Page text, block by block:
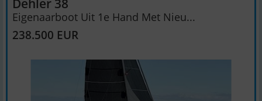
Eigenaarboot Uit 1e Hand Met Nieu...
238.500 EUR